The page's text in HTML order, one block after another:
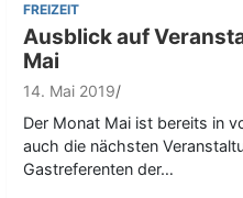
FREIZEIT
Ausblick auf
Mai
14. Mai 2019
Der Monat Mai ist bereits in
auch die nächsten
Gastreferenten der…